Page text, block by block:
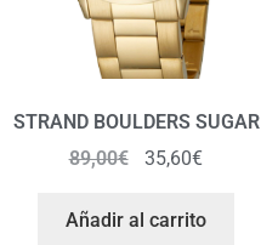
STRAND BOULDERS SUGAR
89,00€ 35,60€
Añadir al carrito